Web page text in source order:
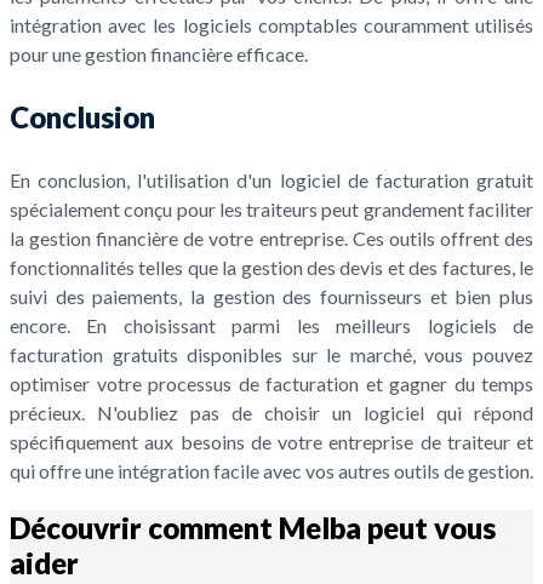
intégration avec les logiciels comptables couramment utilisés
pour une gestion financière efficace.
Conclusion
En conclusion, l'utilisation d'un logiciel de facturation gratuit
spécialement conçu pour les traiteurs peut grandement faciliter
la gestion financière de votre entreprise. Ces outils offrent des
fonctionnalités telles que la gestion des devis et des factures, le
suivi des paiements, la gestion des fournisseurs et bien plus
encore. En choisissant parmi les meilleurs logiciels de
facturation gratuits disponibles sur le marché, vous pouvez
optimiser votre processus de facturation et gagner du temps
précieux. N'oubliez pas de choisir un logiciel qui répond
spécifiquement aux besoins de votre entreprise de traiteur et
qui offre une intégration facile avec vos autres outils de gestion.
Découvrir comment Melba peut vous
aider